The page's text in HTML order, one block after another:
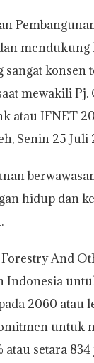
konsen
mewakili
atau IFNET
Senin 25 Juli
hidup dan
And
Indonesia
2060 atau
untuk
setara